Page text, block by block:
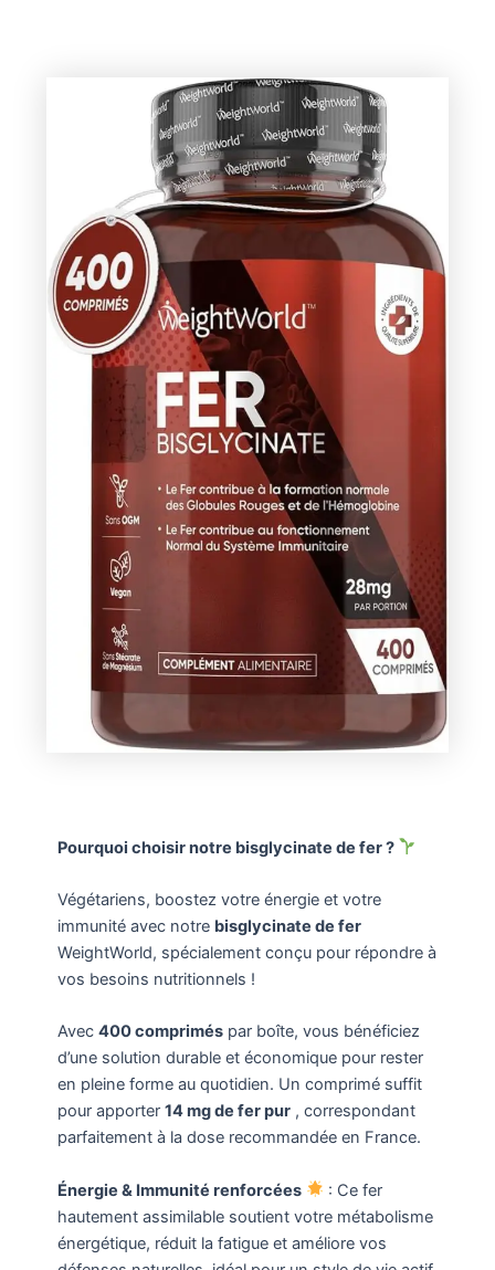
Pourquoi choisir notre bisglycinate de fer ?
Végétariens, boostez votre énergie et votre
immunité avec notre bisglycinate de fer
WeightWorld, spécialement conçu pour répondre à
vos besoins nutritionnels !
Avec 400 compriméspar boîte, vous bénéficiez
d’une solution durable et économique pour rester
en pleine forme au quotidien. Un comprimé suffit
pour apporter 14 mg de fer pur, correspondant
parfaitement à la dose recommandée en France.
Énergie & Immunité renforcées
: Ce fer
hautement assimilable soutient votre métabolisme
énergétique, réduit la fatigue et améliore vos